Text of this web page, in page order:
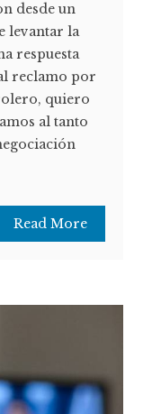
desde un
levantar la
respuesta
reclamo por
quiero
al tanto
Read More